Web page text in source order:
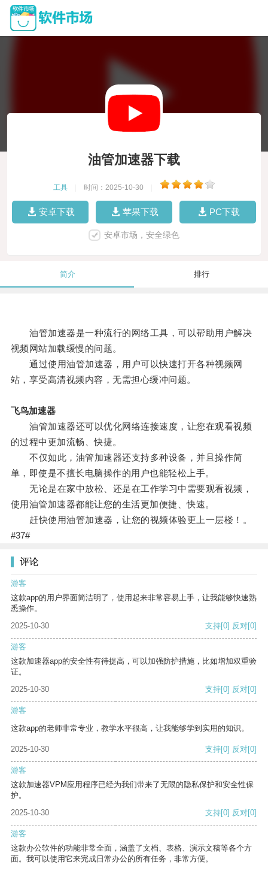
油管加速器下载
工具 时间：2025-10-30
安卓下载 苹果下载 PC下载
安卓市场，安全绿色
简介 排行
油管加速器是一种流行的网络工具，可以帮助用户解决
视频网站加载缓慢的问题。
通过使用油管加速器，用户可以快速打开各种视频网
站，享受高清视频内容，无需担心缓冲问题。
飞鸟加速器
油管加速器还可以优化网络连接速度，让您在观看视频
的过程中更加流畅、快捷。
不仅如此，油管加速器还支持多种设备，并且操作简
单，即使是不擅长电脑操作的用户也能轻松上手。
无论是在家中放松、还是在工作学习中需要观看视频，
使用油管加速器都能让您的生活更加便捷、快速。
赶快使用油管加速器，让您的视频体验更上一层楼！。
#37#
评论
游客
这款app的用户界面简洁明了，使用起来非常容易上手，让我能够快速熟
悉操作。
2025-10-30
支持[0] 反对[0]
游客
这款加速器app的安全性有待提高，可以加强防护措施，比如增加双重验
证。
2025-10-30
支持[0] 反对[0]
游客
这款app的老师非常专业，教学水平很高，让我能够学到实用的知识。
2025-10-30 支持[0] 反对[0]
游客
这款加速器VPM应用程序已经为我们带来了无限的隐私保护和安全性保
护。
2025-10-30
支持[0] 反对[0]
游客
这款办公软件的功能非常全面，涵盖了文档、表格、演示文稿等各个方
面。我可以使用它来完成日常办公的所有任务，非常方便。